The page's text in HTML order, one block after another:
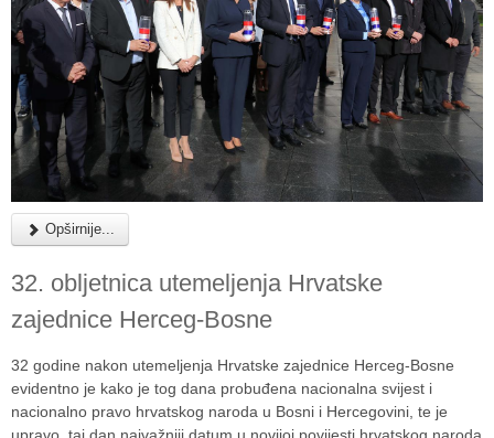
Opširnije...
32. obljetnica utemeljenja Hrvatske
zajednice Herceg-Bosne
32 godine nakon utemeljenja Hrvatske zajednice Herceg-Bosne
evidentno je kako je tog dana probuđena nacionalna svijest i
nacionalno pravo hrvatskog naroda u Bosni i Hercegovini, te je